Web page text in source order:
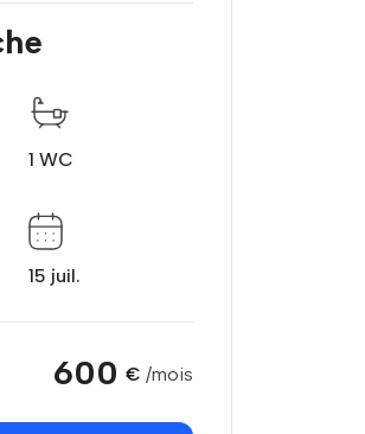
1 WC
15 juil.
600 € /mois